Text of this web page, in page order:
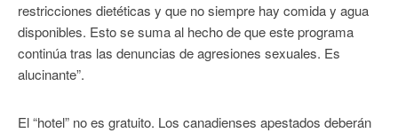
restricciones dietéticas y que no siempre hay comida y agua
disponibles. Esto se suma al hecho de que este programa
continúa tras las denuncias de agresiones sexuales. Es
alucinante”.
El “hotel” no es gratuito. Los canadienses apestados deberán